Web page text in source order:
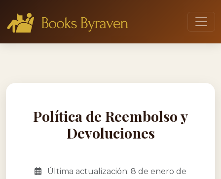
Política de Reembolso y
Devoluciones
Última actualización: 8 de enero de